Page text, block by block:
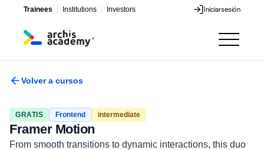
Trainees Institutions Investors Iniciarsesión
Volver a cursos
GRATIS Frontend intermediate
Framer Motion
From smooth transitions to dynamic interactions, this duo